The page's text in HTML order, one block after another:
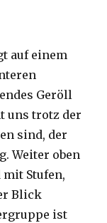
auf einem
Geröll
uns trotz der
sind, der
Weiter oben
Stufen,
Blick
ist